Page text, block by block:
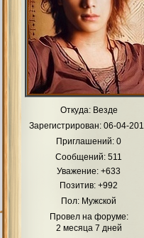
Откуда:Везде
Зарегистрирован: 06-04-
Приглашений: 0
Сообщений: 511
Уважение: +633
Позитив: +992
Пол: Мужской
Провел на форуме:
2 месяца 7 дней